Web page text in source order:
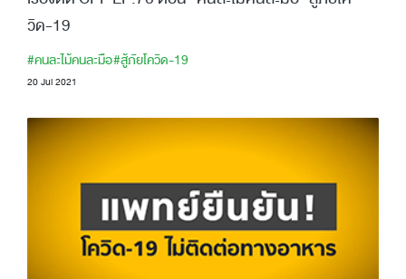
วิด-19
#คนละไม้คนละมือ#สู้ภัยโควิด-19
20 Jul 2021